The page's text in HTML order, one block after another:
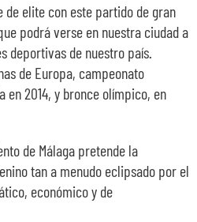
de elite con este partido de gran
podrá verse en nuestra ciudad a
deportivas de nuestro país.
de Europa, campeonato
en 2014, y bronce olímpico, en
de Málaga pretende la
tan a menudo eclipsado por el
económico y de